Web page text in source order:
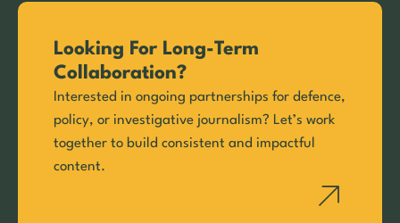
Looking For Long-Term
Collaboration?
Interested in ongoing partnerships for defence,
policy, or investigative journalism? Let’s work
together to build consistent and impactful
content.